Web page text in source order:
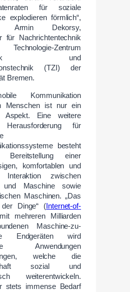
für soziale
explodieren förmlich“,
Armin Dekorsy,
für Nachrichtentechnik
Zentrum
und
(TZI) der
Bremen.
Kommunikation
Menschen ist nur ein
Aspekt. Eine weitere
Herausforderung für
besteht
einer
komfortablen und
Interaktion zwischen
und Maschine sowie
Maschinen. „Das
der Dinge“ ( Internet-of-
mehreren Milliarden
Maschine-zu-
Endgeräten wird
Anwendungen
welche die
sozial und
weiterentwickeln.
stets immense Bedarf